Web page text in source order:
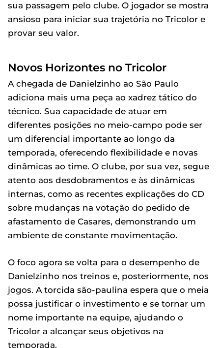
sua passagem pelo clube. O jogador se mostra
ansioso para iniciar sua trajetória no Tricolor e
provar seu valor.
Novos Horizontes no Tricolor
A chegada de Danielzinho ao São Paulo
adiciona mais uma peça ao xadrez tático do
técnico. Sua capacidade de atuar em
diferentes posições no meio-campo pode ser
um diferencial importante ao longo da
temporada, oferecendo flexibilidade e novas
dinâmicas ao time. O clube, por sua vez, segue
atento aos desdobramentos e às dinâmicas
internas, como as recentes explicações do CD
sobre mudanças na votação do pedido de
afastamento de Casares, demonstrando um
ambiente de constante movimentação.
O foco agora se volta para o desempenho de
Danielzinho nos treinos e, posteriormente, nos
jogos. A torcida são-paulina espera que o meia
possa justificar o investimento e se tornar um
nome importante na equipe, ajudando o
Tricolor a alcançar seus objetivos na
temporada.